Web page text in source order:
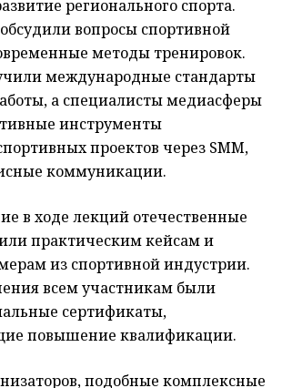
регионального спорта.
вопросы спортивной
методы тренировок.
международные стандарты
а специалисты медиасферы
инструменты
проектов через SMM,
коммуникации.
в ходе лекций отечественные
практическим кейсам и
из спортивной индустрии.
всем участникам были
сертификаты,
повышение квалификации.
подобные комплексные